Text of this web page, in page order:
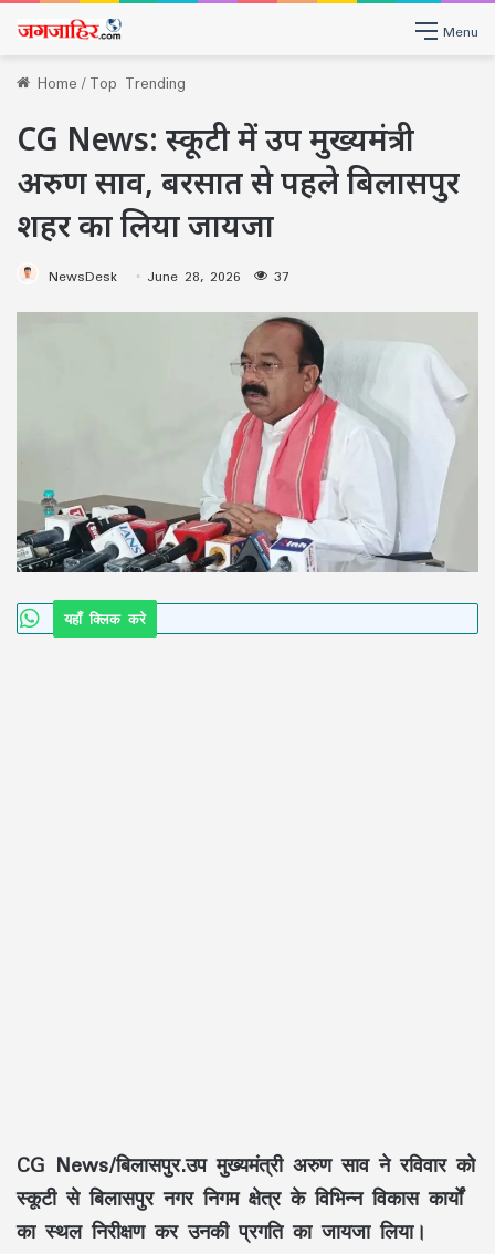
Menu
Home/Top Trending
CG News: स्कूटी में उप मुख्यमंत्री
अरुण साव, बरसात से पहले बिलासपुर
शहर का लिया जायजा
NewsDesk June 28, 2026 37
यहाँ क्लिक करे
CG News/बिलासपुर.उप मुख्यमंत्री अरुण साव ने रविवार को
स्कूटी से बिलासपुर नगर निगम क्षेत्र के विभिन्न विकास कार्यों
का स्थल निरीक्षण कर उनकी प्रगति का जायजा लिया।